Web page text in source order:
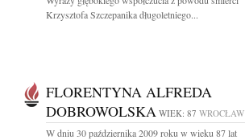
Krzysztofa Szczepanika długoletniego...
FLORENTYNA ALFREDA
DOBROWOLSKA WIEK: 87 WROCŁAW
W dniu 30 października 2009 roku w wieku 87 lat